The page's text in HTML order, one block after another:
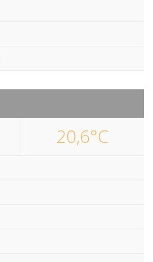
20,6°C